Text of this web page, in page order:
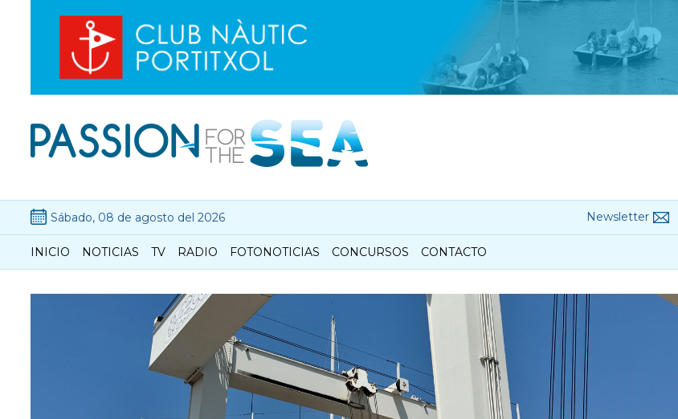
Sábado, 08 de agosto del 2026 Newsletter
INICIO NOTICIAS TV RADIO FOTONOTICIAS CONCURSOS CONTACTO